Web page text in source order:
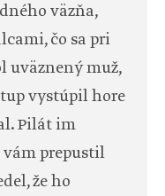
väzňa,
čo sa pri
uväznený muž,
vystúpil hore
Pilát im
vám prepustil
že ho